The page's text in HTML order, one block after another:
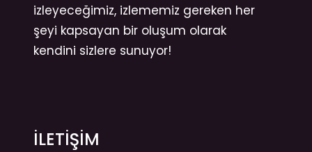
izleyeceğimiz, izlememiz gereken her
şeyi kapsayan bir oluşum olarak
kendini sizlere sunuyor!
İLETİŞİM